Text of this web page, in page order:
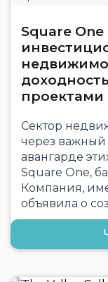
Square One
проектами
Сектор
через важный
авангарде
Square One,
Компания,
объявила о